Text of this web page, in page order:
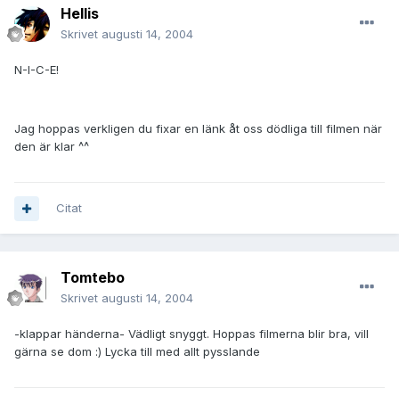
Hellis
Skrivet augusti 14, 2004
N-I-C-E!
Jag hoppas verkligen du fixar en länk åt oss dödliga till filmen när
den är klar ^^
Citat
Tomtebo
Skrivet augusti 14, 2004
-klappar händerna- Vädligt snyggt. Hoppas filmerna blir bra, vill
gärna se dom :) Lycka till med allt pysslande